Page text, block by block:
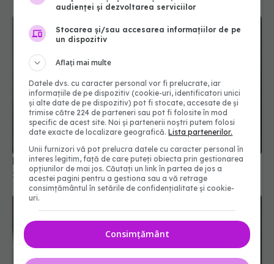
Fructele de vară care țin glicemia sub control
29 iun 2025, 19:54
audienței și dezvoltarea serviciilor
Stocarea și/sau accesarea informațiilor de pe
un dispozitiv
Aflați mai multe
Datele dvs. cu caracter personal vor fi prelucrate, iar
informațiile de pe dispozitiv (cookie-uri, identificatori unici
și alte date de pe dispozitiv) pot fi stocate, accesate de și
trimise către 224 de parteneri sau pot fi folosite în mod
specific de acest site. Noi și partenerii noștri putem folosi
date exacte de localizare geografică.Lista partenerilor.
Unii furnizori vă pot prelucra datele cu caracter personal în
interes legitim, față de care puteți obiecta prin gestionarea
opțiunilor de mai jos. Căutați un link în partea de jos a
acestei pagini pentru a gestiona sau a vă retrage
consimțământul în setările de confidențialitate și cookie-
uri.
Consimțământ